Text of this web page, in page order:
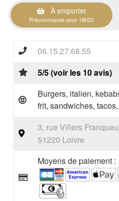
À emporter
Précommande pour 18h20
06.15.27.68.55
5/5 (voir les 10 avis)
Burgers, italien,
frit, sandwiches,
3, rue Villers
51220 Loivre
Moyens de paiement :